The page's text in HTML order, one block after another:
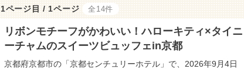
1ページ目 / 1ページ 全14件
リボンモチーフがかわいい！ハローキティ×タイニ
ーチャムのスイーツビュッフェin京都
京都府京都市の「京都センチュリーホテル」で、2026年9月4日